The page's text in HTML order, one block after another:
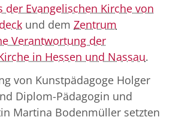
der Evangelischen Kirche von
und dem Zentrum
Verantwortung der
in Hessen und Nassau.
von Kunstpädagoge Holger
Diplom-Pädagogin und
Martina Bodenmüller setzten